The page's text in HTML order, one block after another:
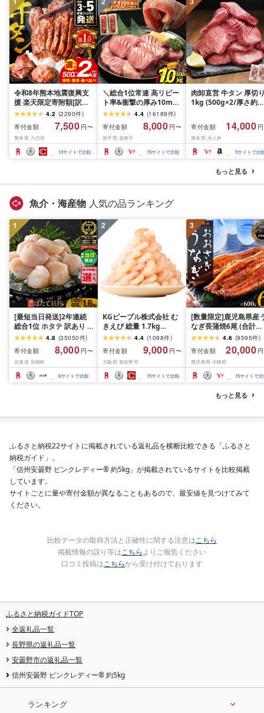
令和8年熊本地震復興支
援 楽天限定寄附額[訳あ
り]牛タン 500g〜2kg 肉
牛肉 訳あり 牛タン 冷凍
小分け 厚切り 薄切り 食
べ比べ 500g 1kg 1.5kg
2kg 牛 人気 ビーフ 牛た
ん ふるさと納税 ランキ
4.2 (2290件)
寄付金額
7,500 円〜
熊本県 八代市
13サイトで比較
＼総合1位常連 高リピー
ト率&衝撃の厚み10mm
厚切り牛タン 塩味/ ≪ス
ピード発送!!10営業日以
内発送≫ 選べる内容量
500g / 1kg 定期便 毎月
届く 牛肉 肉 BBQ ふるさ
と 人気 ランキング 岩手
4.4 (16189件)
寄付金額
8,000 円〜
岩手県 花巻市
15サイトで比較
肉卸直営 牛タン 厚切
1kg (500g×2/厚さ約
牛肉 焼肉 冷凍 スライ
業務用 バーベキュー
BBQ おつまみ ギフト
祝い お中元 夏ギフト
寄付金額 14,000
熊本県 水上村
5サイトで比
もっと見る
魚介・海産物 人気の品ランキング
1
[最短当日発送]2年連続
総合1位 ホタテ 訳あり (
ふるさと納税 ほたて ふ
るさと納税 訳あり 帆立
ふるさと わけあり ホタ
テ貝柱 貝 人気 不揃い 刺
身 規格外 魚介 ランキン
グ 海鮮 冷凍 発送時期が
4.8 (35050件)
寄付金額
8,000 円〜
北海道 別海町
6サイトで比較
2
KGピープル株式会社 む
きえび 総量 1.7kg
(850g×2P) 特大 5Lサイ
ズ バナメイエビ バラ凍
結 下処理不要 サイズ不
揃い 訳あり
4.4 (1098件)
寄付金額
9,000 円〜
大阪府 泉佐野市
15サイトで比較
3
[数量限定]鹿児島県産
なぎ長蒲焼6尾 (合計
600g以上)4.6 (9595件)
寄付金額
20,000
鹿児島県 大崎町
15サイトで
もっと見る
ふるさと納税22サイトに掲載されている返礼品を横断比較できる「ふるさと
納税ガイド」。
「信州安曇野 ピンクレディー® 約5kg」が掲載されているサイトを比較掲載
しています。
サイトごとに量や寄付金額が異なることもあるので、最安値を見つけてみて
ください。
比較データの取得方法と正確性に関する注意はこちら
掲載情報の誤り等はこちらよりご報告ください
口コミ投稿はこちらから受け付けております
ふるさと納税ガイドTOP
全返礼品一覧
長野県の返礼品一覧
安曇野市の返礼品一覧
信州安曇野 ピンクレディー® 約5kg
ランキング